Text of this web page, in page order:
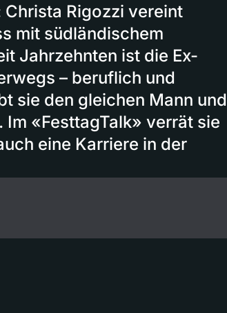
Rigozzi vereint
mit südländischem
Jahrzehnten ist die Ex-
– beruflich und
sie den gleichen Mann und
«FesttagTalk» verrät sie
eine Karriere in der